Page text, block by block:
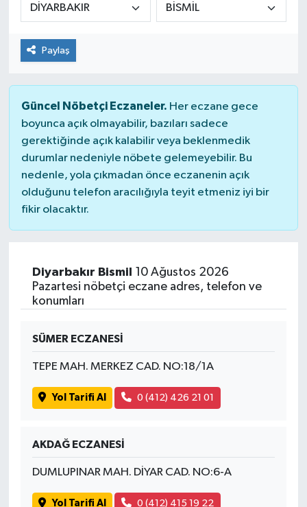
Paylaş
Güncel Nöbetçi Eczaneler. Her eczane gece
boyunca açık olmayabilir, bazıları sadece
gerektiğinde açık kalabilir veya beklenmedik
durumlar nedeniyle nöbete gelemeyebilir. Bu
nedenle, yola çıkmadan önce eczanenin açık
olduğunu telefon aracılığıyla teyit etmeniz iyi bir
fikir olacaktır.
Diyarbakır Bismil
10 Ağustos 2026
Pazartesi nöbetçi eczane adres, telefon ve
konumları
SÜMER ECZANESİ
TEPE MAH. MERKEZ CAD. NO:18/1A
Yol Tarifi Al 0 (412) 426 21 01
AKDAĞ ECZANESİ
DUMLUPINAR MAH. DİYAR CAD. NO:6-A
Yol Tarifi Al 0 (412) 415 19 22